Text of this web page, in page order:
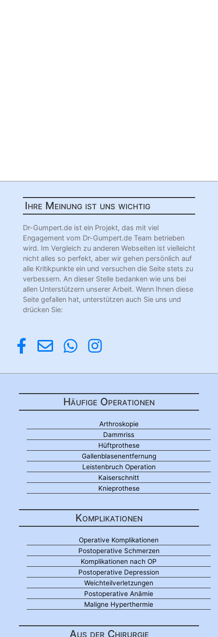
Ihre Meinung ist uns wichtig
Dr-Gumpert.de ist ein Projekt, das mit viel
Engagement vom Dr-Gumpert.de Team betrieben
wird. Im Vergleich zu anderen Webseiten ist vielleicht
nicht alles so perfekt, aber wir gehen persönlich auf
alle Kritikpunkte ein und versuchen die Seite stets zu
verbessern. An dieser Stelle bedanken wie uns bei
allen Unterstützern unserer Arbeit. Wenn Ihnen diese
Seite gefallen hat, unterstützen auch Sie uns und
drücken Sie:
Häufige Operationen
Arthroskopie
Dammriss
Hüftprothese
Gallenblasenentfernung
Leistenbruch Operation
Kaiserschnitt
Knieprothese
Komplikationen
Operative Komplikationen
Postoperative Schmerzen
Komplikationen nach OP
Postoperative Depression
Weichteilverletzungen
Postoperative Anämie
Maligne Hyperthermie
Aus der Chirurgie